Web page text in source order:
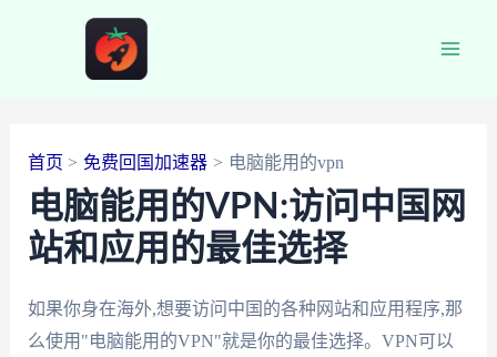
首页 免费回国加速器 电脑能用的vpn
电脑能用的VPN:访问中国网
站和应用的最佳选择
如果你身在海外,想要访问中国的各种网站和应用程序,那
么使用"电脑能用的VPN"就是你的最佳选择。VPN可以